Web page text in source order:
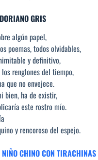
GRIS
algún papel,
poemas, todos olvidables,
y definitivo,
renglones del tiempo,
que no envejece.
bien, ha de existir,
este rostro mío.
y rencoroso del espejo.
NIÑO CHINO CON TIRACHINAS